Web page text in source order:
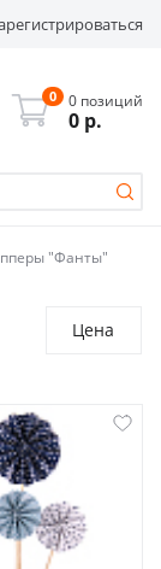
0 0 позиций
0 р.
"Фанты"
Цена